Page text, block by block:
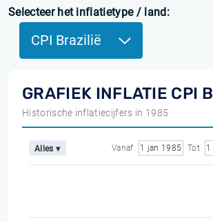
Selecteer het inflatietype / land:
CPI Brazilië
GRAFIEK INFLATIE CPI
Historische inflatiecijfers in 1985
Alles ▾ Vanaf 1 jan 1985 Tot 1